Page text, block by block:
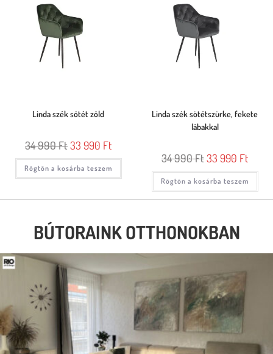
Linda szék sötét zöld
34 990Ft33 990 Ft
Rögtön a kosárba teszem
Linda szék sötétszürke, fekete
lábakkal
34 990Ft33 990 Ft
Rögtön a kosárba teszem
BÚTORAINK OTTHONOKBAN